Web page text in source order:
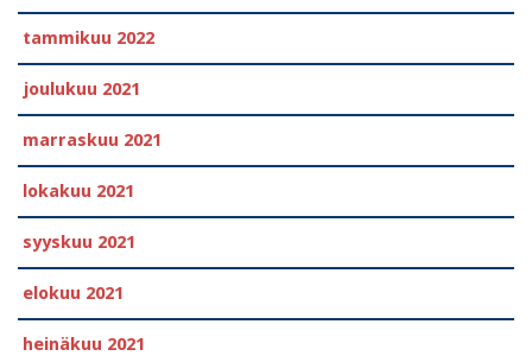
tammikuu 2022
joulukuu 2021
marraskuu 2021
lokakuu 2021
syyskuu 2021
elokuu 2021
heinäkuu 2021